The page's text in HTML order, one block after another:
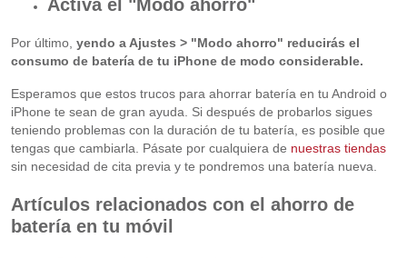
Activa el "Modo ahorro"
Por último, yendo a Ajustes > "Modo ahorro" reducirás el
consumo de batería de tu iPhone de modo considerable.
Esperamos que estos trucos para ahorrar batería en tu Android o
iPhone te sean de gran ayuda. Si después de probarlos sigues
teniendo problemas con la duración de tu batería, es posible que
tengas que cambiarla. Pásate por cualquiera de nuestras tiendas
sin necesidad de cita previa y te pondremos una batería nueva.
Artículos relacionados con el ahorro de
batería en tu móvil